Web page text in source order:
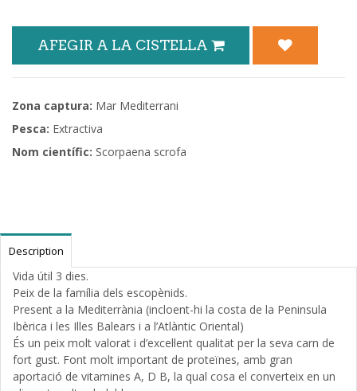
AFEGIR A LA CISTELLA
Zona captura: Mar Mediterrani
Pesca: Extractiva
Nom científic: Scorpaena scrofa
Description
Vida útil 3 dies.
Peix de la família dels escopènids.
Present a la Mediterrània (incloent-hi la costa de la Peninsula
Ibèrica i les Illes Balears i a l’Atlàntic Oriental)
És un peix molt valorat i d’excel·lent qualitat per la seva carn de
fort gust. Font molt important de proteïnes, amb gran
aportació de vitamines A, D B, la qual cosa el converteix en un